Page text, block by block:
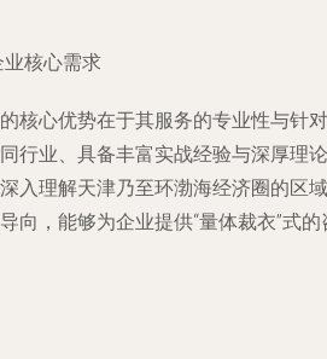
核心需求
核心优势在于其服务的专业性与针对
行业、具备丰富实战经验与深厚理论
入理解天津乃至环渤海经济圈的区域
向，能够为企业提供“量体裁衣”式的